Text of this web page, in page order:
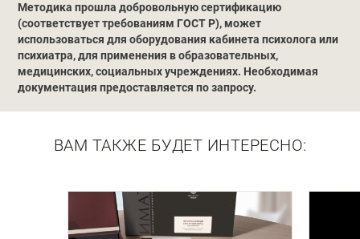
Методика прошла добровольную сертификацию
(соответствует требованиям ГОСТ Р), может
использоваться для оборудования кабинета психолога или
психиатра, для применения в образовательных,
медицинских, социальных учреждениях. Необходимая
документация предоставляется по запросу.
ВАМ ТАКЖЕ БУДЕТ ИНТЕРЕСНО: